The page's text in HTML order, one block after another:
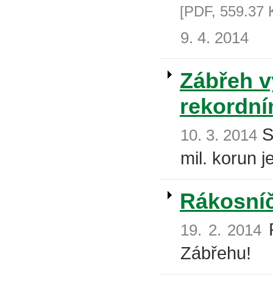
[PDF, 559.37
9. 4. 2014
Zábřeh
10. 3. 2014
mil. korun
19. 2. 2014
Zábřehu!